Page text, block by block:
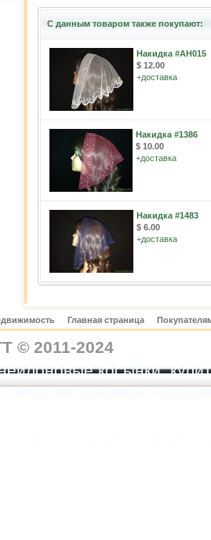
С данным товаром также покупают:
Накидка #АН015
$ 12.00
+доставка
Накидка #1386
$ 10.00
+доставка
Накидка #1483
$ 6.00
+доставка
Главная страница
© 2011-2024
косынки,
купить